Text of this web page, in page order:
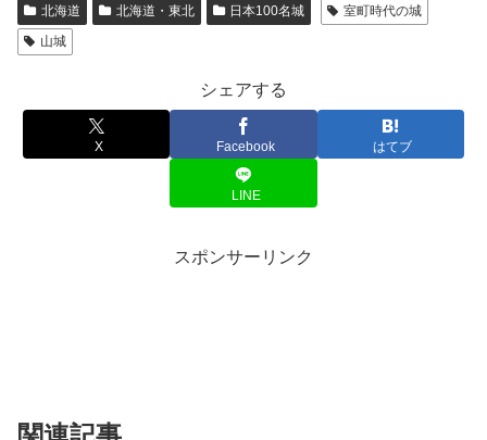
北海道 北海道・東北 日本100名城
室町時代の城
山城
シェアする
X Facebook はてブ
LINE
スポンサーリンク